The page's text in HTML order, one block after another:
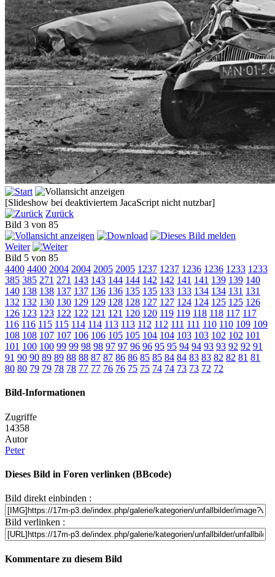
[Slideshow bei deaktiviertem JacaScript nicht nutzbar]
Zurück
Bild 3 von 85
Weiter
Bild 5 von 85
4400 4400 2004 2004 2005 2005 1237 1237 1236 1236 1233 1233
385 385 271 271 143 143 144 144 142 142 141 141 139 139 140
140 138 138 137 137 136 136 135 135 133 133 134 134 131 131
132 132 130 130 129 129 128 128 127 127 124 124 125 125 126
126 123 123 122 122 121 121 120 120 119 119 118 118 117 117
116 116 115 115 114 114 113 113 112 112 111 111 110 110 109 109
108 108 107 107 106 106 105 105 104 104 103 103 102 102 101
101 100 100 99 99 98 98 97 97 96 96 95 95 94 94 93 93 92 92 91
91 90 90 89 89 88 88 87 87 86 86 85 85 84 84 83 83 82 82 81 81
80 80 79 79 78 78 77 77 76 76 75 75 74 74 73 73 72 72
Bild-Informationen
Zugriffe
14358
Autor
Peter
Dieses Bild in Foren verlinken (BBcode)
Bild direkt einbinden :
Bild verlinken :
Kommentare zu diesem Bild